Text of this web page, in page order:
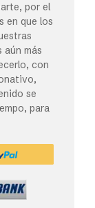
por el
en que los
aún más
con
se
para